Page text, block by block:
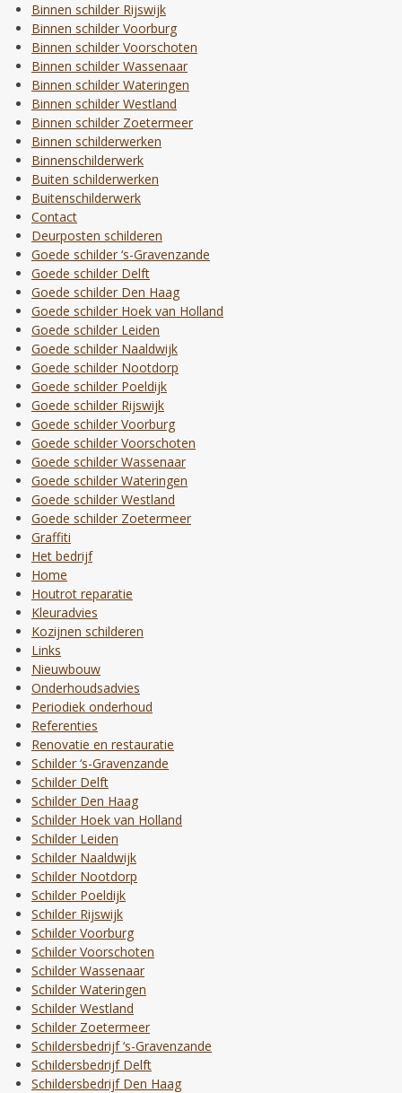
Binnen schilder Rijswijk
Binnen schilder Voorburg
Binnen schilder Voorschoten
Binnen schilder Wassenaar
Binnen schilder Wateringen
Binnen schilder Westland
Binnen schilder Zoetermeer
Binnen schilderwerken
Binnenschilderwerk
Buiten schilderwerken
Buitenschilderwerk
Contact
Deurposten schilderen
Goede schilder ‘s-Gravenzande
Goede schilder Delft
Goede schilder Den Haag
Goede schilder Hoek van Holland
Goede schilder Leiden
Goede schilder Naaldwijk
Goede schilder Nootdorp
Goede schilder Poeldijk
Goede schilder Rijswijk
Goede schilder Voorburg
Goede schilder Voorschoten
Goede schilder Wassenaar
Goede schilder Wateringen
Goede schilder Westland
Goede schilder Zoetermeer
Graffiti
Het bedrijf
Home
Houtrot reparatie
Kleuradvies
Kozijnen schilderen
Links
Nieuwbouw
Onderhoudsadvies
Periodiek onderhoud
Referenties
Renovatie en restauratie
Schilder ‘s-Gravenzande
Schilder Delft
Schilder Den Haag
Schilder Hoek van Holland
Schilder Leiden
Schilder Naaldwijk
Schilder Nootdorp
Schilder Poeldijk
Schilder Rijswijk
Schilder Voorburg
Schilder Voorschoten
Schilder Wassenaar
Schilder Wateringen
Schilder Westland
Schilder Zoetermeer
Schildersbedrijf ‘s-Gravenzande
Schildersbedrijf Delft
Schildersbedrijf Den Haag